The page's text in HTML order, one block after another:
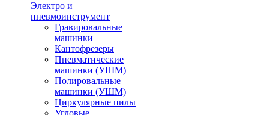
Электро и
пневмоинструмент
Гравировальные
машинки
Кантофрезеры
Пневматические
машинки (УШМ)
Полировальные
машинки (УШМ)
Циркулярные пилы
Угловые